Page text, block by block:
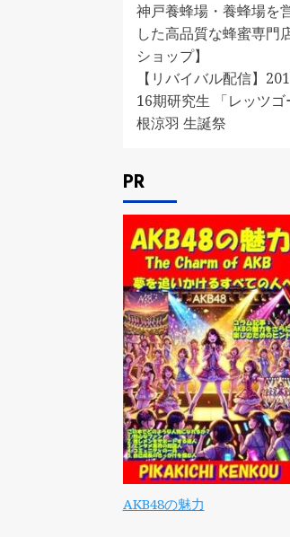
神戸養蜂場・養蜂場を
した高品質な蜂蜜専門
ショップ】
【リバイバル配信】
16期研究生 「レッツ
根涼羽 生誕祭
PR
AKB48の魅力